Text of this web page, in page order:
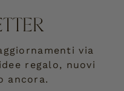
via
regalo, nuovi
ancora.